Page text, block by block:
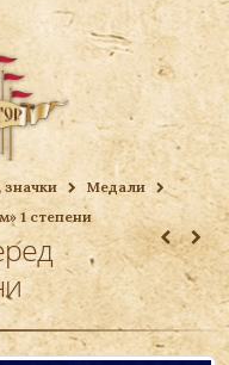
Список желаемого
Ваша корзина
значки
Медали
1 степени